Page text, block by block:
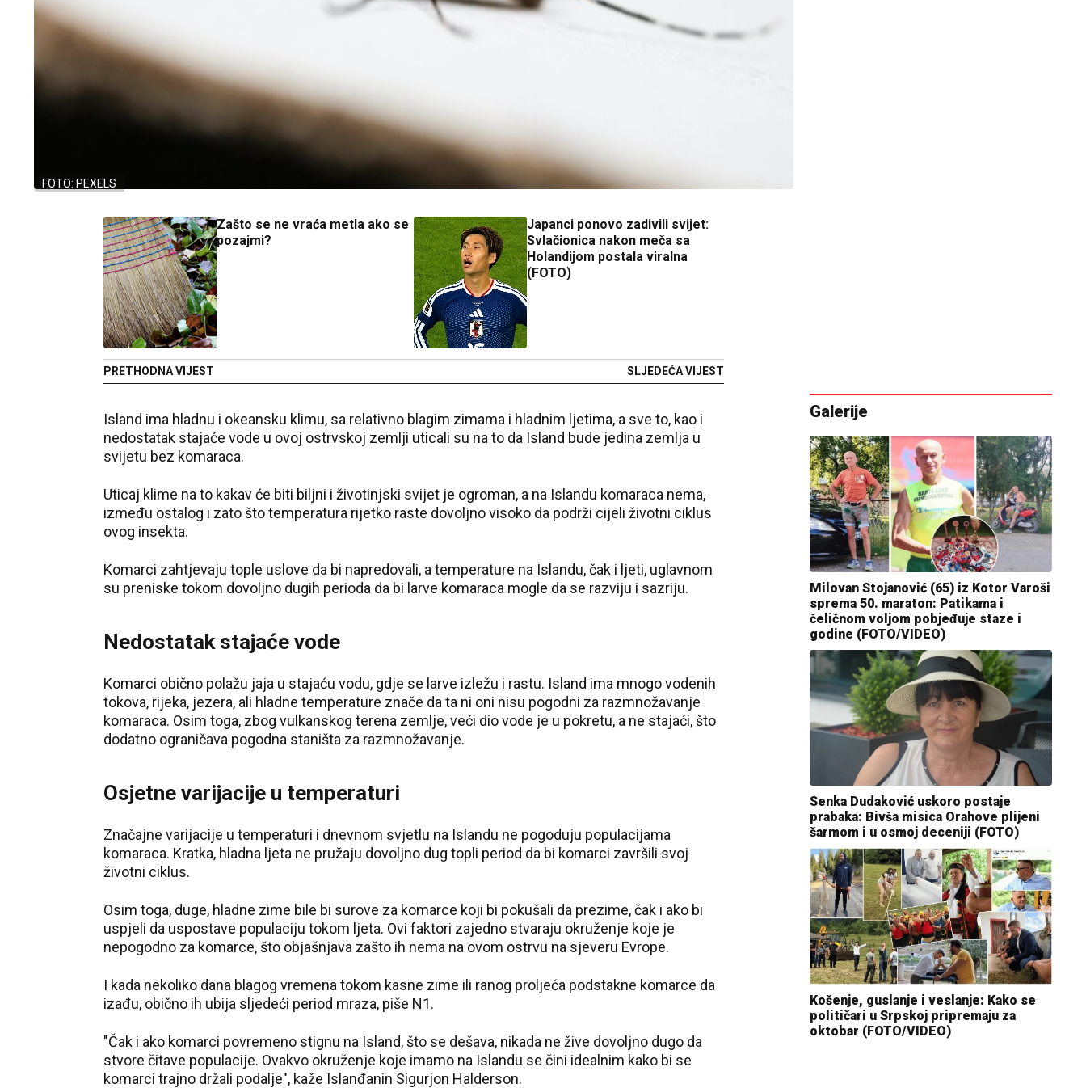
FOTO: PEXELS
Zašto se ne vraća metla ako se
pozajmi?
PRETHODNA VIJEST
Japanci ponovo zadivili svijet:
Svlačionica nakon meča sa
Holandijom postala viralna
(FOTO)
SLJEDEĆA VIJEST
Island ima hladnu i okeansku klimu, sa relativno blagim zimama i hladnim ljetima, a sve to, kao i
nedostatak stajaće vode u ovoj ostrvskoj zemlji uticali su na to da Island bude jedina zemlja u
svijetu bez komaraca.
Uticaj klime na to kakav će biti biljni i životinjski svijet je ogroman, a na Islandu komaraca nema,
između ostalog i zato što temperatura rijetko raste dovoljno visoko da podrži cijeli životni ciklus
ovog insekta.
Komarci zahtjevaju tople uslove da bi napredovali, a temperature na Islandu, čak i ljeti, uglavnom
su preniske tokom dovoljno dugih perioda da bi larve komaraca mogle da se razviju i sazriju.
Nedostatak stajaće vode
Komarci obično polažu jaja u stajaću vodu, gdje se larve izležu i rastu. Island ima mnogo vodenih
tokova, rijeka, jezera, ali hladne temperature znače da ta ni oni nisu pogodni za razmnožavanje
komaraca. Osim toga, zbog vulkanskog terena zemlje, veći dio vode je u pokretu, a ne stajaći, što
dodatno ograničava pogodna staništa za razmnožavanje.
Osjetne varijacije u temperaturi
Značajne varijacije u temperaturi i dnevnom svjetlu na Islandu ne pogoduju populacijama
komaraca. Kratka, hladna ljeta ne pružaju dovoljno dug topli period da bi komarci završili svoj
životni ciklus.
Osim toga, duge, hladne zime bile bi surove za komarce koji bi pokušali da prezime, čak i ako bi
uspjeli da uspostave populaciju tokom ljeta. Ovi faktori zajedno stvaraju okruženje koje je
nepogodno za komarce, što objašnjava zašto ih nema na ovom ostrvu na sjeveru Evrope.
I kada nekoliko dana blagog vremena tokom kasne zime ili ranog proljeća podstakne komarce da
izađu, obično ih ubija sljedeći period mraza, piše N1.
"Čak i ako komarci povremeno stignu na Island, što se dešava, nikada ne žive dovoljno dugo da
stvore čitave populacije. Ovakvo okruženje koje imamo na Islandu se čini idealnim kako bi se
komarci trajno držali podalje", kaže Islanđanin Sigurjon Halderson.
Galerije
Milovan Stojanović (65) iz Kotor Varoši
sprema 50. maraton: Patikama i
čeličnom voljom pobjeđuje staze i
godine (FOTO/VIDEO)
Senka Dudaković uskoro postaje
prabaka: Bivša misica Orahove plijeni
šarmom i u osmoj deceniji (FOTO)
Košenje, guslanje i veslanje: Kako se
političari u Srpskoj pripremaju za
oktobar (FOTO/VIDEO)